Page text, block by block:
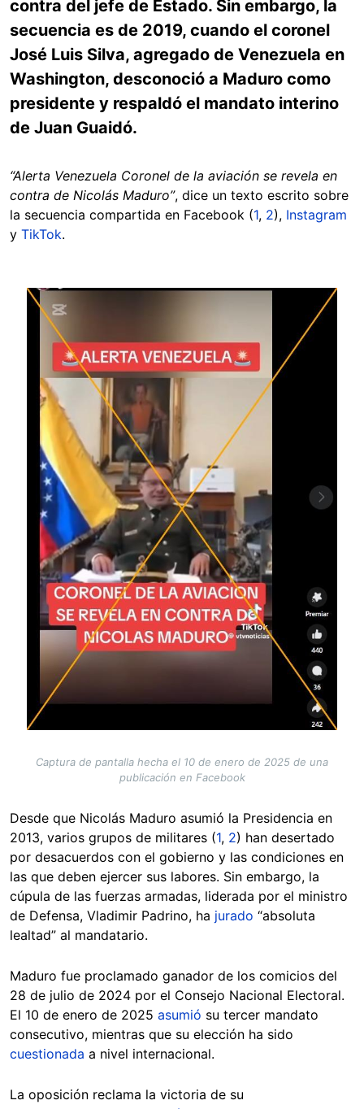
contra del jefe de Estado. Sin embargo, la
secuencia es de 2019, cuando el coronel
José Luis Silva, agregado de Venezuela en
Washington, desconoció a Maduro como
presidente y respaldó el mandato interino
de Juan Guaidó.
“Alerta Venezuela Coronel de la aviación se revela en
contra de Nicolás Maduro”, dice un texto escrito sobre
la secuencia compartida en Facebook (1, 2), Instagram
y TikTok.
Image
Captura de pantalla hecha el 10 de enero de 2025 de una
publicación en Facebook
Desde que Nicolás Maduro asumió la Presidencia en
2013, varios grupos de militares (1, 2) han desertado
por desacuerdos con el gobierno y las condiciones en
las que deben ejercer sus labores. Sin embargo, la
cúpula de las fuerzas armadas, liderada por el ministro
de Defensa, Vladimir Padrino, ha jurado “absoluta
lealtad” al mandatario.
Maduro fue proclamado ganador de los comicios del
28 de julio de 2024 por el Consejo Nacional Electoral.
El 10 de enero de 2025 asumió su tercer mandato
consecutivo, mientras que su elección ha sido
cuestionada a nivel internacional.
La oposición reclama la victoria de su